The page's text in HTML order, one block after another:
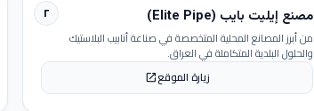
٢ مصنع إيليت بايب (Elite Pipe)
من أبرز المصانع المحلية المتخصصة في صناعة أنابيب البلاستيك
والحلول البلدية المتكاملة في العراق.
زيارة الموقعopen_in_new